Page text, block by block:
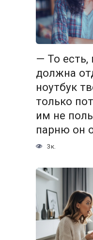
— То есть,
должна
ноутбук
только
им не
парню он
3к.